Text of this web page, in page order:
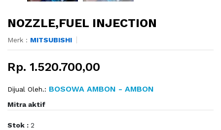
NOZZLE,FUEL INJECTION
Merk : MITSUBISHI
Rp. 1.520.700,00
Dijual Oleh.: BOSOWA AMBON - AMBON
Mitra aktif
Stok : 2